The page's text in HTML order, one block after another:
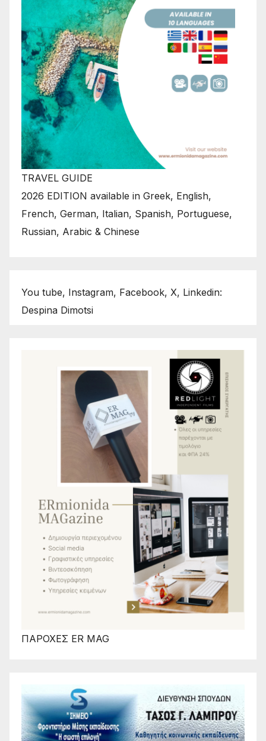
TRAVEL GUIDE
2026 EDITION available in Greek, English,
French, German, Italian, Spanish, Portuguese,
Russian, Arabic & Chinese
You tube, Instagram, Facebook, X, Linkedin:
Despina Dimotsi
ΠΑΡΟΧΕΣ ER MAG